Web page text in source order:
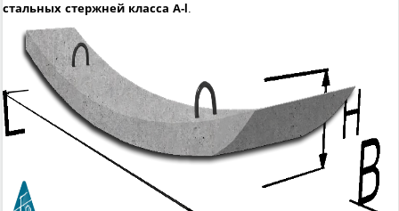
стальных стержней класса А-I .